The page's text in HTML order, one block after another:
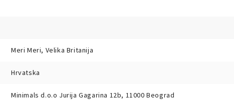
Meri Meri, Velika Britanija
Hrvatska
Minimals d.o.o Jurija Gagarina 12b, 11000 Beograd